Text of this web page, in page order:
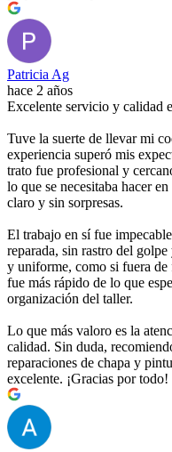
Patricia Ag
hace 2 años
Excelente servicio y calidad
Tuve la suerte de llevar mi
experiencia superó mis
trato fue profesional y
lo que se necesitaba hacer
claro y sin sorpresas.
El trabajo en sí fue
reparada, sin rastro del
y uniforme, como si fuera de
fue más rápido de lo que
organización del taller.
Lo que más valoro es la
calidad. Sin duda,
reparaciones de chapa y
excelente. ¡Gracias por todo!